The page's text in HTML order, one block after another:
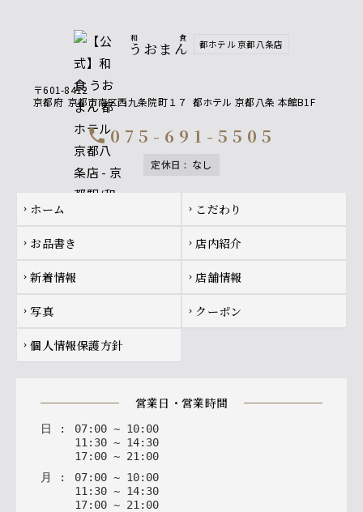
和食
うおまん 都ホテル 京都八条店
〒601-8412
京都府 京都市南区西九条院町１７ 都ホテル 京都八条 本館B1F
call075-691-5505
定休日 : なし
Footer navigation
chevron_right ホーム chevron_right こだわり
chevron_right お品書き chevron_right 店内紹介
chevron_right 新着情報 chevron_right 店舗情報
chevron_right 写真 chevron_right クーポン
chevron_right 個人情報保護方針
営業日・営業時間
日 : 07: 00 ~ 10: 00
11 : 30 ~ 14: 30
17: 00 ~ 21 : 00
月
: 07: 00 ~ 10: 00
11 : 30 ~ 14: 30
17: 00 ~ 21 : 00